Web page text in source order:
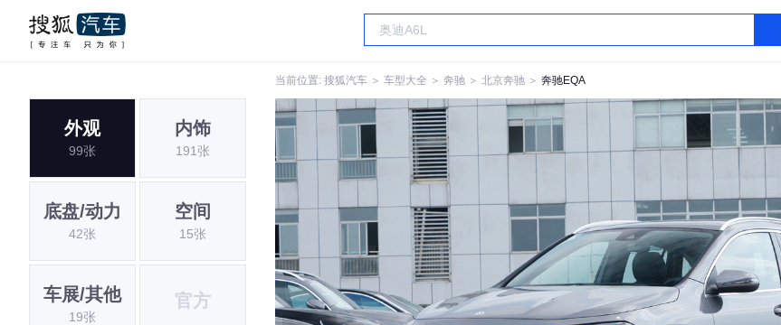
当前位置: 搜狐汽车 ＞ 车型大全 ＞ 奔驰 ＞ 北京奔驰 ＞ 奔驰EQA
外观
99张
内饰
191张
底盘/动力
42张
空间
15张
车展/其他
19张
官方